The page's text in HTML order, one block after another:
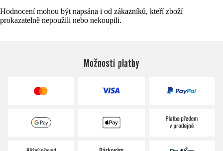
Hodnocení mohou být napsána i od zákazníků, kteří zboží
prokazatelně nepoužili nebo nekoupili.
Možnosti platby